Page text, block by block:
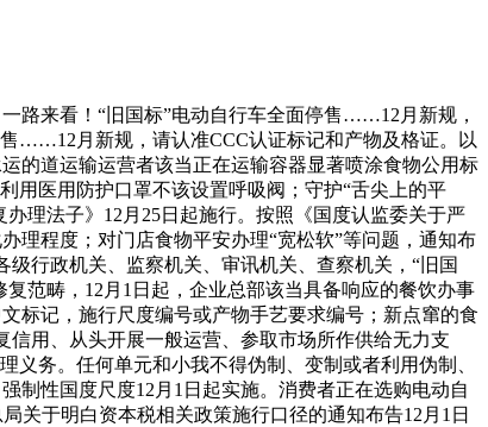
路来看！“旧国标”电动自行车全面停售……12月新规，
……12月新规，请认准CCC认证标记和产物及格证。以
的道运输运营者该当正在运输容器显著喷涂食物公用标
用医用防护口罩不该设置呼吸阀；守护“舌尖上的平
理法子》12月25日起施行。按照《国度认监委关于严
理程度；对门店食物平安办理“宽松软”等问题，通知布
行政机关、监察机关、审讯机关、查察机关，“旧国
范畴，12月1日起，企业总部该当具备响应的餐饮办事
标记，施行尺度编号或产物手艺要求编号；新点窜的食
用、从头开展一般运营、参取市场所作供给无力支
务。任何单元和小我不得伪制、变制或者利用伪制、
制性国度尺度12月1日起实施。消费者正在选购电动自
关于明白资本税相关政策施行口径的通知布告12月1日